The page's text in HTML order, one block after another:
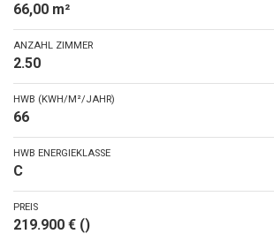
66,00 m²
ANZAHL ZIMMER
2.50
HWB (KWH/M²/JAHR)
66
HWB ENERGIEKLASSE
C
PREIS
219.900 € ()